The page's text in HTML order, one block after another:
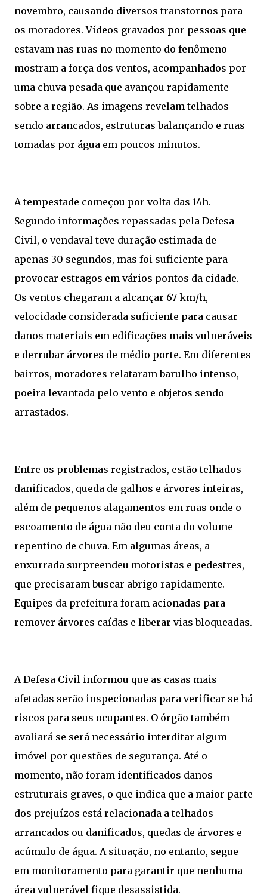
novembro, causando diversos transtornos para
os moradores. Vídeos gravados por pessoas que
estavam nas ruas no momento do fenômeno
mostram a força dos ventos, acompanhados por
uma chuva pesada que avançou rapidamente
sobre a região. As imagens revelam telhados
sendo arrancados, estruturas balançando e ruas
tomadas por água em poucos minutos.
A tempestade começou por volta das 14h.
Segundo informações repassadas pela Defesa
Civil, o vendaval teve duração estimada de
apenas 30 segundos, mas foi suficiente para
provocar estragos em vários pontos da cidade.
Os ventos chegaram a alcançar 67 km/h,
velocidade considerada suficiente para causar
danos materiais em edificações mais vulneráveis
e derrubar árvores de médio porte. Em diferentes
bairros, moradores relataram barulho intenso,
poeira levantada pelo vento e objetos sendo
arrastados.
Entre os problemas registrados, estão telhados
danificados, queda de galhos e árvores inteiras,
além de pequenos alagamentos em ruas onde o
escoamento de água não deu conta do volume
repentino de chuva. Em algumas áreas, a
enxurrada surpreendeu motoristas e pedestres,
que precisaram buscar abrigo rapidamente.
Equipes da prefeitura foram acionadas para
remover árvores caídas e liberar vias bloqueadas.
A Defesa Civil informou que as casas mais
afetadas serão inspecionadas para verificar se há
riscos para seus ocupantes. O órgão também
avaliará se será necessário interditar algum
imóvel por questões de segurança. Até o
momento, não foram identificados danos
estruturais graves, o que indica que a maior parte
dos prejuízos está relacionada a telhados
arrancados ou danificados, quedas de árvores e
acúmulo de água. A situação, no entanto, segue
em monitoramento para garantir que nenhuma
área vulnerável fique desassistida.